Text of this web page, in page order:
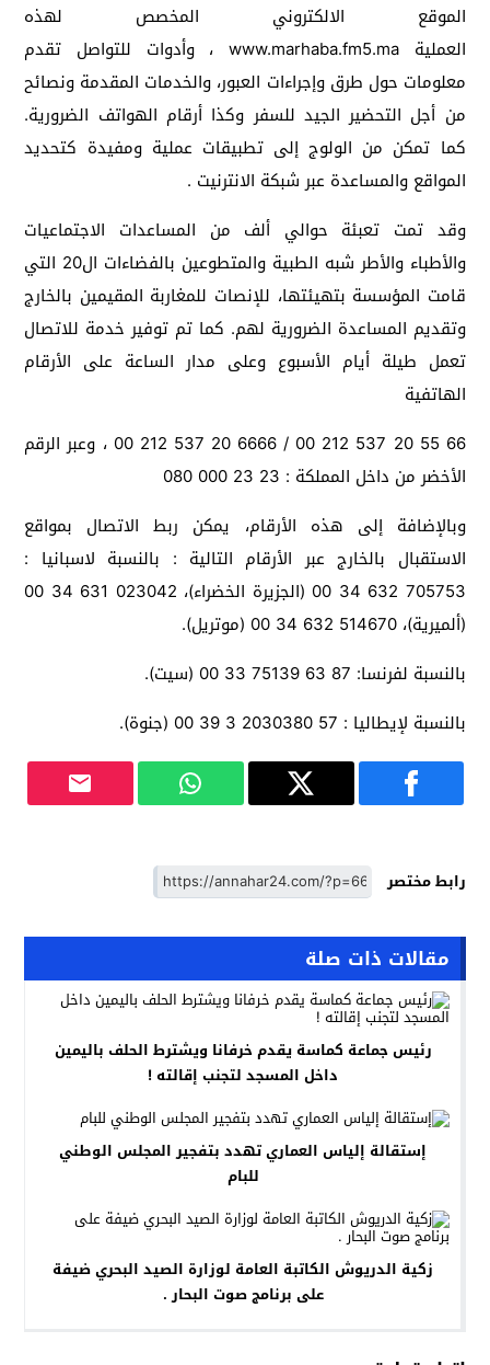
الموقع الالكتروني المخصص لهذه
العملية www.marhaba.fm5.ma ، وأدوات للتواصل تقدم
معلومات حول طرق وإجراءات العبور، والخدمات المقدمة ونصائح
من أجل التحضير الجيد للسفر وكذا أرقام الهواتف الضرورية.
كما تمكن من الولوج إلى تطبيقات عملية ومفيدة كتحديد
المواقع والمساعدة عبر شبكة الانترنيت .
وقد تمت تعبئة حوالي ألف من المساعدات الاجتماعيات
والأطباء والأطر شبه الطبية والمتطوعين بالفضاءات ال20 التي
قامت المؤسسة بتهيئتها، للإنصات للمغاربة المقيمين بالخارج
وتقديم المساعدة الضرورية لهم. كما تم توفير خدمة للاتصال
تعمل طيلة أيام الأسبوع وعلى مدار الساعة على الأرقام
الهاتفية
66 55 20 537 212 00 / 6666 20 537 212 00 ، وعبر الرقم
الأخضر من داخل المملكة : 23 23 000 080
وبالإضافة إلى هذه الأرقام، يمكن ربط الاتصال بمواقع
الاستقبال بالخارج عبر الأرقام التالية : بالنسبة لاسبانيا :
705753 632 34 00 (الجزيرة الخضراء)، 023042 631 34 00
(ألميرية)، 514670 632 34 00 (موتريل).
بالنسبة لفرنسا: 87 63 75139 33 00 (سيت).
بالنسبة لإيطاليا : 57 2030380 3 39 00 (جنوة).
رابط مختصر
مقالات ذات صلة
رئيس جماعة كماسة يقدم خرفانا ويشترط الحلف باليمين
داخل المسجد لتجنب إقالته !
إستقالة إلياس العماري تهدد بتفجير المجلس الوطني
للبام
زكية الدريوش الكاتبة العامة لوزارة الصيد البحري ضيفة
على برنامج صوت البحار .